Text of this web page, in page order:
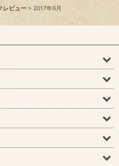
レビュー > 2017年6月